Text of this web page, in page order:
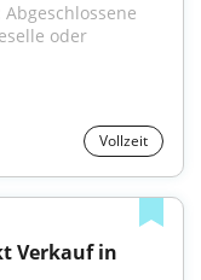
oder
Vollzeit
Verkauf in